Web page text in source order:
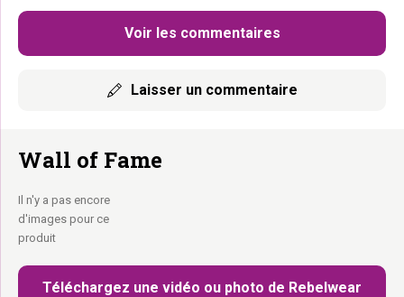
Voir les commentaires
Laisser un commentaire
Wall of Fame
Téléchargez une vidéo ou photo de Rebelwear
Il n'y a pas encore
d'images pour ce
produit